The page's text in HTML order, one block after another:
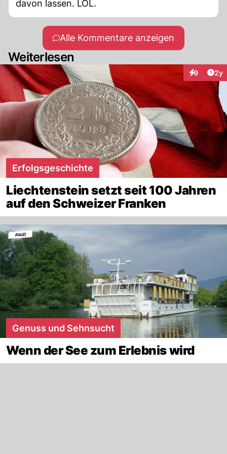
davon lassen. LOL.
Alle Kommentare anzeigen
Weiterlesen
9 2y
Erfolgsgeschichte
Liechtenstein setzt seit 100 Jahren
auf den Schweizer Franken
Genuss und Sehnsucht
Wenn der See zum Erlebnis wird